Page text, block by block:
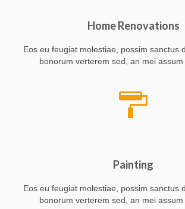
Home Renovations
Eos eu feugiat molestiae, possim sanctus
bonorum verterem sed, an mei assum
Painting
Eos eu feugiat molestiae, possim sanctus
bonorum verterem sed, an mei assum